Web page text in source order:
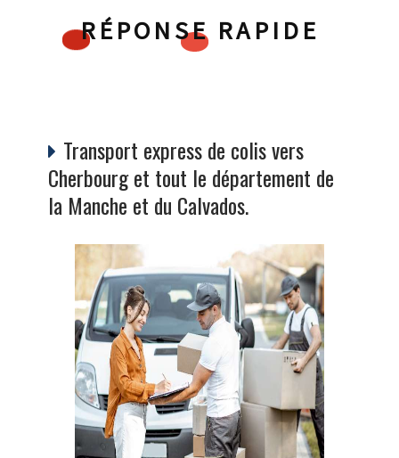
RÉPONSE RAPIDE
Transport express de colis vers
Cherbourg et tout le département de
la Manche et du Calvados.